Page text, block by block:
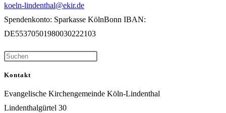
koeln-lindenthal@ekir.de
Spendenkonto: Sparkasse KölnBonn IBAN:
DE55370501980030222103
Kontakt
Evangelische Kirchengemeinde Köln-Lindenthal
Lindenthalgürtel 30